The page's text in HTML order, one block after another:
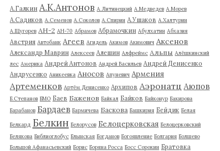
А.Галкин А.К.Антонов А.Литинецкий А.Медведев А.Морев
А.Садиков А.Семенов А.Соколов А.Спирин А.Ушаков А.Халтурин
А.Щугорев АН-2 АН-70 Абрамов Абрамочкин Абулхатин Абхазия
Австрия Автобанк Агеев Агидель Акимов Акимович Аксенов
Александр Маврин Алексеев Алешин Алфреймс Альпы Алёшкинский
лес Америка Андрей Антонов Андрей Васильев Андрей Денисенко
Андрусенко Аникеевка Аносов Апуневич Армения
Артеменков Артём Денисенко Архипов Аэронатц Аюпов
Б.Степанов БМО Баев Баженов Байкал Байков Байконур Бакирова
Барабанов Бардаев Бармичева Баскова Башкирия Бейдик Белая
Белкард Белкин Белорусов Белоцерковская Белоцерковский
Белякова Библиоглобус Блынская Богданов Богоявление Болгария Болшево
Большой Афанасьевский Борис Боряна Росса Босс Сорокин Братовка